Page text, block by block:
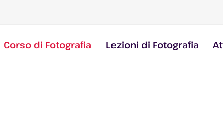
Corso di Fotografia Lezioni di Fotografia